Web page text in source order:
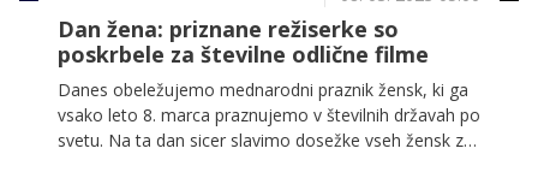
Dan žena: priznane režiserke so
poskrbele za številne odlične filme
Danes obeležujemo mednarodni praznik žensk, ki ga
vsako leto 8. marca praznujemo v številnih državah po
svetu. Na ta dan sicer slavimo dosežke vseh žensk z